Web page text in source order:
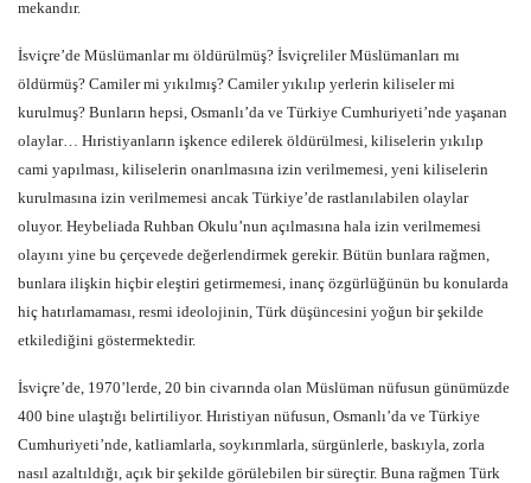
mekandır.
İsviçre’de Müslümanlar mı öldürülmüş? İsviçreliler Müslümanları mı
öldürmüş? Camiler mi yıkılmış? Camiler yıkılıp yerlerin kiliseler mi
kurulmuş? Bunların hepsi, Osmanlı’da ve Türkiye Cumhuriyeti’nde yaşanan
olaylar… Hıristiyanların işkence edilerek öldürülmesi, kiliselerin yıkılıp
cami yapılması, kiliselerin onarılmasına izin verilmemesi, yeni kiliselerin
kurulmasına izin verilmemesi ancak Türkiye’de rastlanılabilen olaylar
oluyor. Heybeliada Ruhban Okulu’nun açılmasına hala izin verilmemesi
olayını yine bu çerçevede değerlendirmek gerekir. Bütün bunlara rağmen,
bunlara ilişkin hiçbir eleştiri getirmemesi, inanç özgürlüğünün bu konularda
hiç hatırlamaması, resmi ideolojinin, Türk düşüncesini yoğun bir şekilde
etkilediğini göstermektedir.
İsviçre’de, 1970’lerde, 20 bin civarında olan Müslüman nüfusun günümüzde
400 bine ulaştığı belirtiliyor. Hıristiyan nüfusun, Osmanlı’da ve Türkiye
Cumhuriyeti’nde, katliamlarla, soykırımlarla, sürgünlerle, baskıyla, zorla
nasıl azaltıldığı, açık bir şekilde görülebilen bir süreçtir. Buna rağmen Türk